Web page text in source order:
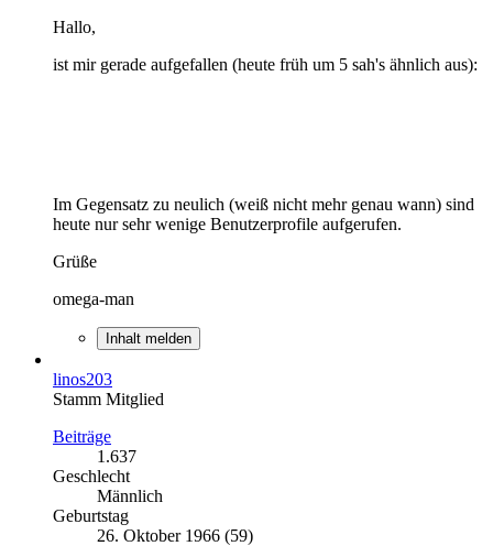
Hallo,
ist mir gerade aufgefallen (heute früh um 5 sah's ähnlich aus):
Im Gegensatz zu neulich (weiß nicht mehr genau wann) sind
heute nur sehr wenige Benutzerprofile aufgerufen.
Grüße
omega-man
Inhalt melden
linos203
Stamm Mitglied
Beiträge
1.637
Geschlecht
Männlich
Geburtstag
26. Oktober 1966 (59)